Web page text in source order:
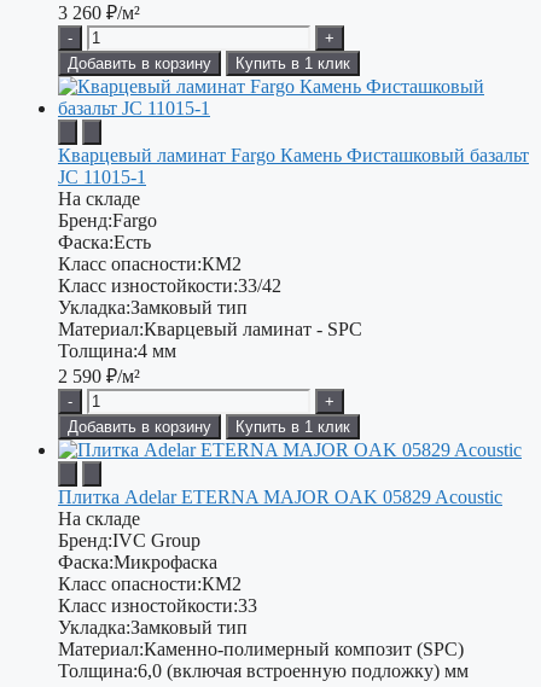
3 260 ₽/м²
-
+
Добавить в корзину
Купить в 1 клик
Кварцевый ламинат Fargo Камень Фисташковый базальт
JC 11015-1
На складе
Бренд:Fargo
Фаска:Есть
Класс опасности:КМ2
Класс изностойкости:33/42
Укладка:Замковый тип
Материал:Кварцевый ламинат - SPC
Толщина:4 мм
2 590 ₽/м²
-
+
Добавить в корзину
Купить в 1 клик
Плитка Adelar ETERNA MAJOR OAK 05829 Acoustic
На складе
Бренд:IVC Group
Фаска:Микрофаска
Класс опасности:КМ2
Класс изностойкости:33
Укладка:Замковый тип
Материал:Каменно-полимерный композит (SPC)
Толщина:6,0 (включая встроенную подложку) мм